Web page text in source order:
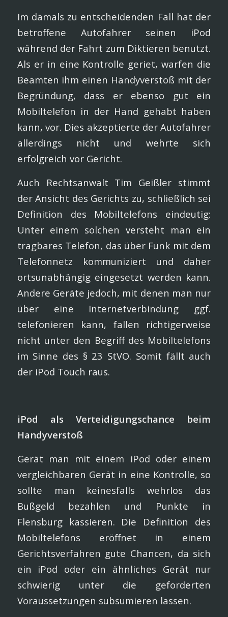
Im damals zu entscheidenden Fall hat der
betroffene Autofahrer seinen iPod
während der Fahrt zum Diktieren benutzt.
Als er in eine Kontrolle geriet, warfen die
Beamten ihm einen Handyverstoß mit der
Begründung, dass er ebenso gut ein
Mobiltelefon in der Hand gehabt haben
kann, vor. Dies akzeptierte der Autofahrer
allerdings nicht und wehrte sich
erfolgreich vor Gericht.
Auch Rechtsanwalt Tim Geißler stimmt
der Ansicht des Gerichts zu, schließlich sei
Definition des Mobiltelefons eindeutig:
Unter einem solchen versteht man ein
tragbares Telefon, das über Funk mit dem
Telefonnetz kommuniziert und daher
ortsunabhängig eingesetzt werden kann.
Andere Geräte jedoch, mit denen man nur
über eine Internetverbindung ggf.
telefonieren kann, fallen richtigerweise
nicht unter den Begriff des Mobiltelefons
im Sinne des § 23 StVO. Somit fällt auch
der iPod Touch raus.
iPod als Verteidigungschance beim
Handyverstoß
Gerät man mit einem iPod oder einem
vergleichbaren Gerät in eine Kontrolle, so
sollte man keinesfalls wehrlos das
Bußgeld bezahlen und Punkte in
Flensburg kassieren. Die Definition des
Mobiltelefons eröffnet in einem
Gerichtsverfahren gute Chancen, da sich
ein iPod oder ein ähnliches Gerät nur
schwierig unter die geforderten
Voraussetzungen subsumieren lassen.